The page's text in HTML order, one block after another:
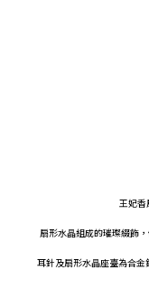
王妃
扇形水晶組成的璀璨綴飾
耳針及扇形水晶座臺為合